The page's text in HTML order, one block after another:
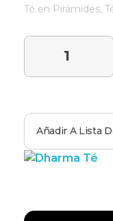
Añadir A Lista
Té en Pirámides,